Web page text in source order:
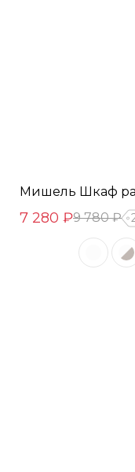
Мишель Шкаф
7 280 ₽9 780 ₽